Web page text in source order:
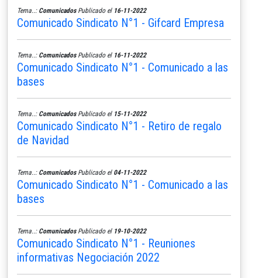
Tema..: ComunicadosPublicado el 16-11-2022
Comunicado Sindicato N°1 - Gifcard Empresa
Tema..: ComunicadosPublicado el 16-11-2022
Comunicado Sindicato N°1 - Comunicado a las
bases
Tema..: ComunicadosPublicado el 15-11-2022
Comunicado Sindicato N°1 - Retiro de regalo
de Navidad
Tema..: ComunicadosPublicado el 04-11-2022
Comunicado Sindicato N°1 - Comunicado a las
bases
Tema..: ComunicadosPublicado el 19-10-2022
Comunicado Sindicato N°1 - Reuniones
informativas Negociación 2022